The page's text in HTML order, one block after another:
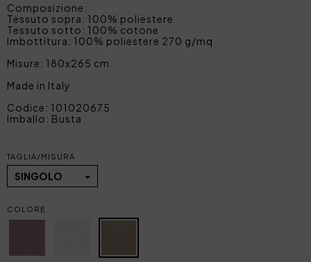
Composizione:
Tessuto sopra: 100% poliestere
Tessuto sotto: 100% cotone
Imbottitura: 100% poliestere 270 g/mq
Misure: 180x265 cm
Made in Italy
Codice: 101020675
Imballo: Busta
TAGLIA/MISURA
SINGOLO
COLORE